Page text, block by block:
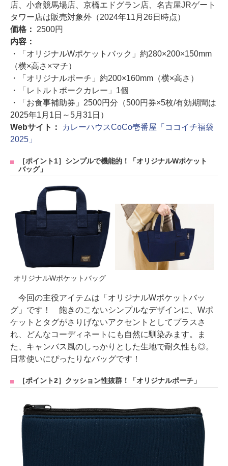
店、小倉競馬場店、京橋エドグラン店、名古屋JRゲート
タワー店は販売対象外（2024年11月26日時点）
価格： 2500円
内容：
・「オリジナルWポケットバック」約280×200×150mm
（横×高さ×マチ）
・「オリジナルポーチ」約200×160mm（横×高さ）
・「レトルトポークカレー」1個
・「お食事補助券」2500円分（500円券×5枚/有効期間は
2025年1月1日～5月31日）
Webサイト：
カレーハウスCoCo壱番屋「ココイチ福袋
2025」
［ポイント1］シンプルで機能的！「オリジナルWポケット
バッグ」
オリジナルWポケットバッグ
今回の主役アイテムは「オリジナルWポケットバッ
グ」です！ 飽きのこないシンプルなデザインに、Wポ
ケットとタグがさりげないアクセントとしてプラスさ
れ、どんなコーディネートにも自然に馴染みます。ま
た、キャンバス風のしっかりとした生地で耐久性も◎。
日常使いにぴったりなバッグです！
［ポイント2］クッション性抜群！「オリジナルポーチ」